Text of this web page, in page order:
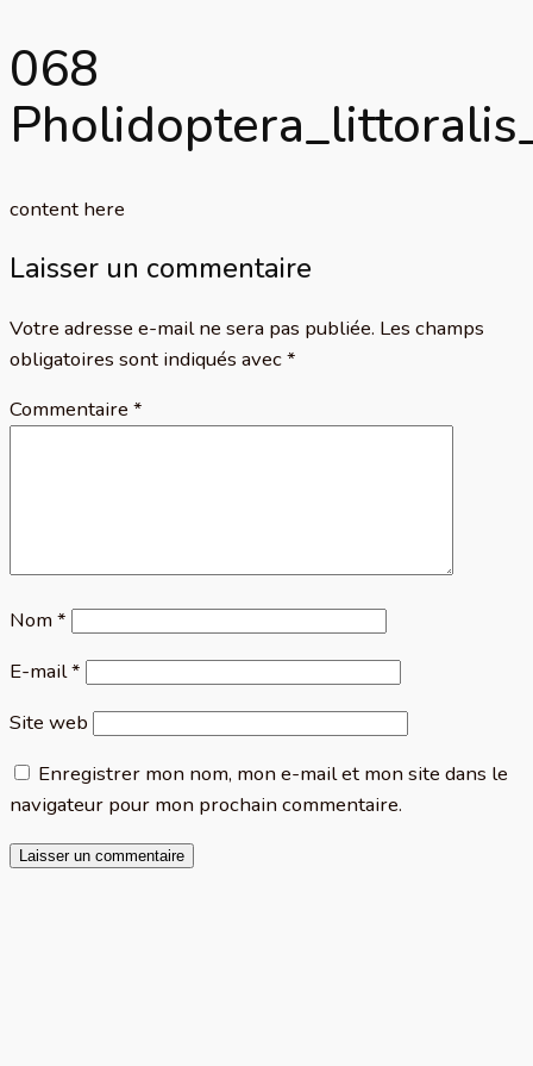
068
content here
Laisser un commentaire
Votre adresse e-mail ne sera pas publiée. Les champs
obligatoires sont indiqués avec*
Commentaire *
Nom*
E-mail*
Site web
Enregistrer mon nom, mon e-mail et mon site dans le
navigateur pour mon prochain commentaire.